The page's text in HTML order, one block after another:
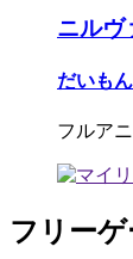
ニルヴ
だいも
フルア
フリーゲ